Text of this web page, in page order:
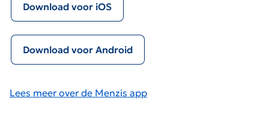
Download voor iOS
Download voor Android
Lees meer over de Menzis app